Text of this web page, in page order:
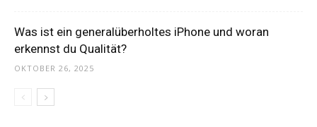
Was ist ein generalüberholtes iPhone und woran
erkennst du Qualität?
OKTOBER 26, 2025